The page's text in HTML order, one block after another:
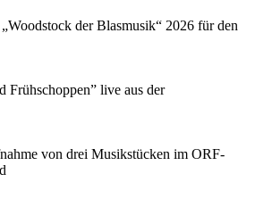
der Blasmusik“ 2026 für den
Frühschoppen” live aus der
von drei Musikstücken im ORF-